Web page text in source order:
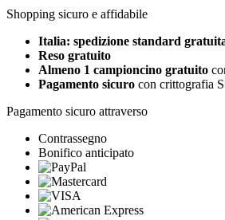
Shopping sicuro e affidabile
Italia: spedizione standard
Reso gratuito
Almeno 1 campioncino gratuito
Pagamento sicuro con crittografia
Pagamento sicuro attraverso
Contrassegno
Bonifico anticipato